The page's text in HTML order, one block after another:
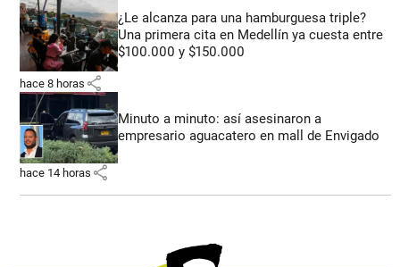
¿Le alcanza para una hamburguesa triple?
Una primera cita en Medellín ya cuesta entre
$100.000 y $150.000
hace 8 horas share
Minuto a minuto: así asesinaron a
empresario aguacatero en mall de Envigado
hace 14 horas share